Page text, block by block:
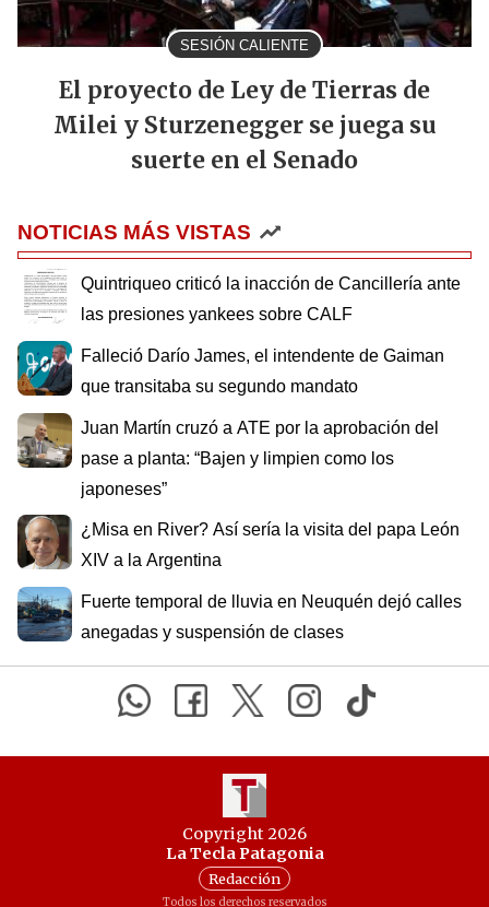
SESIÓN CALIENTE
El proyecto de Ley de Tierras de
Milei y Sturzenegger se juega su
suerte en el Senado
NOTICIAS MÁS VISTAS
Quintriqueo criticó la inacción de Cancillería ante
las presiones yankees sobre CALF
Falleció Darío James, el intendente de Gaiman
que transitaba su segundo mandato
Juan Martín cruzó a ATE por la aprobación del
pase a planta: “Bajen y limpien como los
japoneses”
¿Misa en River? Así sería la visita del papa León
XIV a la Argentina
Fuerte temporal de lluvia en Neuquén dejó calles
anegadas y suspensión de clases
Copyright 2026
La Tecla Patagonia
Redacción
Todos los derechos reservados